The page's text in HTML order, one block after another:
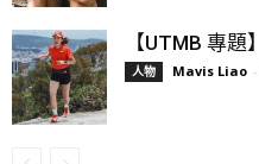
【UTMB 專題
人物 Mavis Liao -